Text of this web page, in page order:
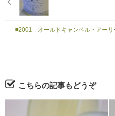
■2001 オールドキャンベル・アー
こちらの記事もどうぞ